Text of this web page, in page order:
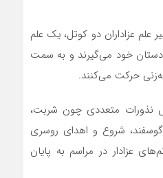
عزاداران دو کوتل، یک علم
دستان خود می‌گیرند و به سمت
حرکت می‌کنند.
نذورات متعددی چون شربت،
گوسفند، شروع و اهدای روسری
عزادار در مراسم به پایان